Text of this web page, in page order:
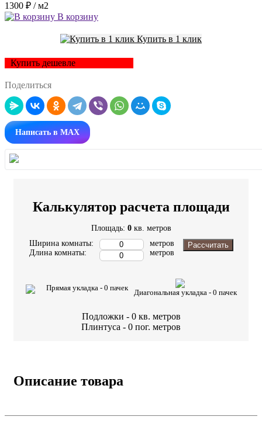
1300 ₽ / м2
В корзину
Купить в 1 клик
Купить дешевле
Поделиться
Написать в MAX
Калькулятор расчета площади
Площадь: 0 кв. метров
Ширина комнаты:
Длина комнаты:
метров
метров
Рассчитать
Прямая укладка - 0 пачек
Диагональная укладка - 0 пачек
Подложки - 0 кв. метров
Плинтуса - 0 пог. метров
Описание товара